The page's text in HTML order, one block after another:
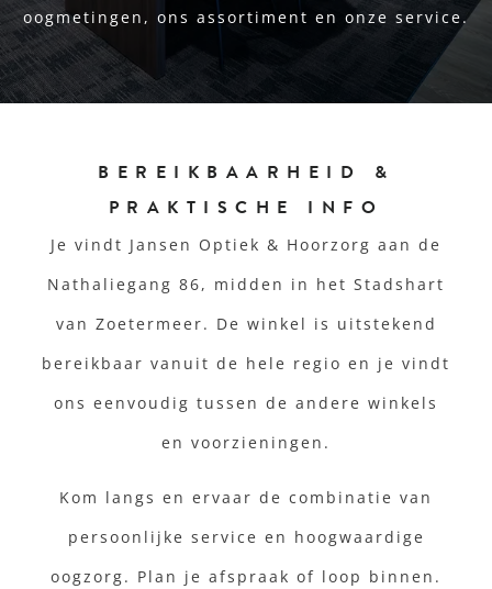
oogmetingen, ons assortiment en onze service.
BEREIKBAARHEID &
PRAKTISCHE INFO
Je vindt Jansen Optiek & Hoorzorg aan de
Nathaliegang 86, midden in het Stadshart
van Zoetermeer. De winkel is uitstekend
bereikbaar vanuit de hele regio en je vindt
ons eenvoudig tussen de andere winkels
en voorzieningen.
Kom langs en ervaar de combinatie van
persoonlijke service en hoogwaardige
oogzorg. Plan je afspraak of loop binnen.